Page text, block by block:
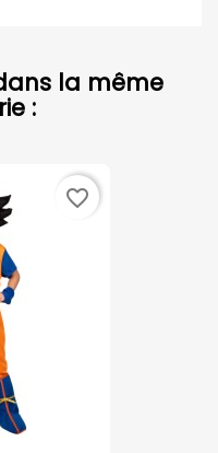
la même
:
favorite_border